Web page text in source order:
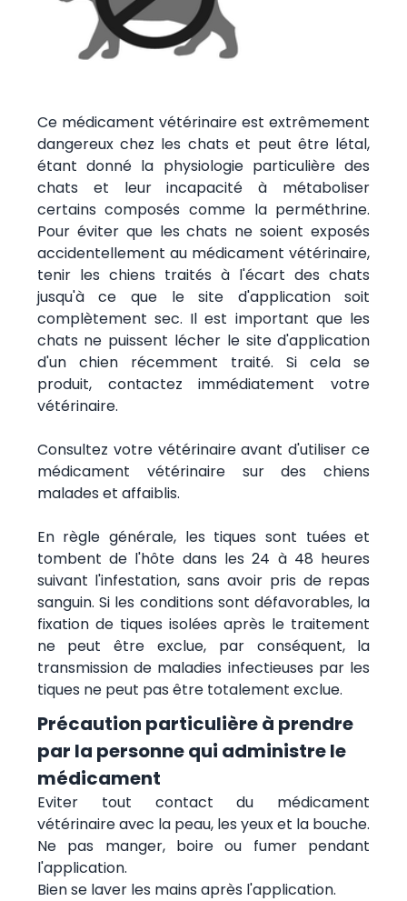
Ce médicament vétérinaire est extrêmement
dangereux chez les chats et peut être létal,
étant donné la physiologie particulière des
chats et leur incapacité à métaboliser
certains composés comme la perméthrine.
Pour éviter que les chats ne soient exposés
accidentellement au médicament vétérinaire,
tenir les chiens traités à l'écart des chats
jusqu'à ce que le site d'application soit
complètement sec. Il est important que les
chats ne puissent lécher le site d'application
d'un chien récemment traité. Si cela se
produit, contactez immédiatement votre
vétérinaire.
Consultez votre vétérinaire avant d'utiliser ce
médicament vétérinaire sur des chiens
malades et affaiblis.
En règle générale, les tiques sont tuées et
tombent de l'hôte dans les 24 à 48 heures
suivant l'infestation, sans avoir pris de repas
sanguin. Si les conditions sont défavorables, la
fixation de tiques isolées après le traitement
ne peut être exclue, par conséquent, la
transmission de maladies infectieuses par les
tiques ne peut pas être totalement exclue.
Précaution particulière à prendre
par la personne qui administre le
médicament
Eviter tout contact du médicament
vétérinaire avec la peau, les yeux et la bouche.
Ne pas manger, boire ou fumer pendant
l'application.
Bien se laver les mains après l'application.